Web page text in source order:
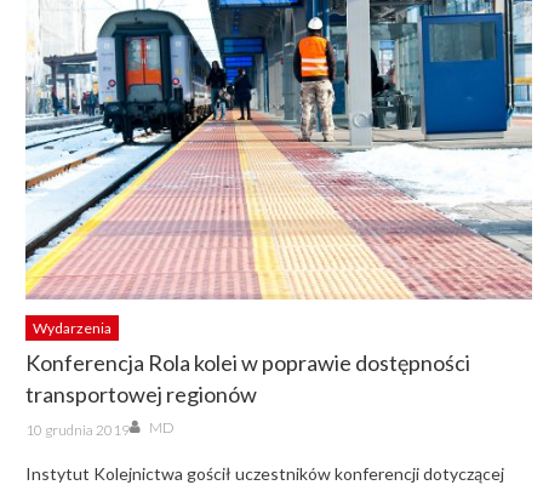
Wydarzenia
Konferencja Rola kolei w poprawie dostępności
transportowej regionów
Posted
on
10 grudnia 2019 Author
MD
Instytut Kolejnictwa gościł uczestników konferencji dotyczącej